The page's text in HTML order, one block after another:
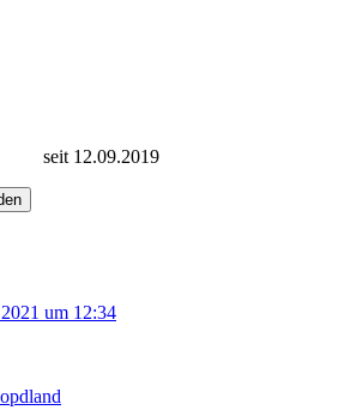
seit 12.09.2019
um 12:34